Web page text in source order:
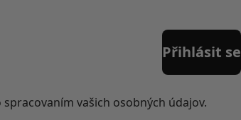
Přihlásit se
vašich osobných údajov.